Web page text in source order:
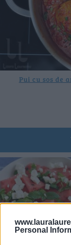
Personal
Pui cu sos de